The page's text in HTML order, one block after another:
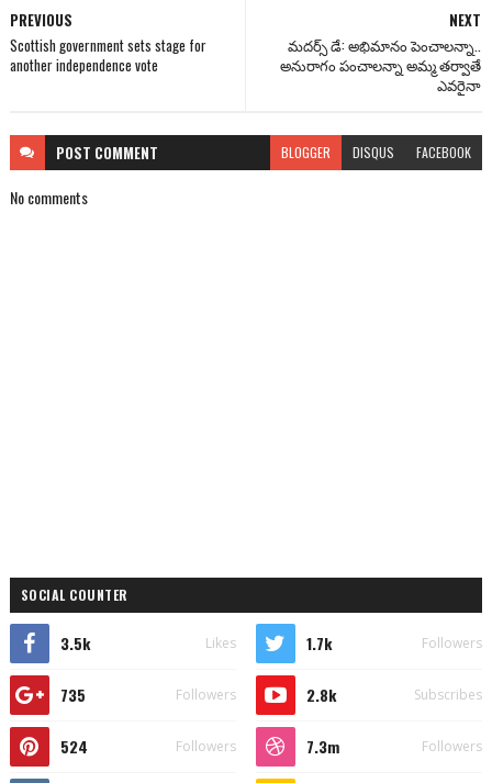
NEXT
మదర్స్ డే: అభిమానం పెంచాలన్నా..
అనురాగం పంచాలన్నా అమ్మ తర్వాతే
ఎవరైనా
PREVIOUS
Scottish government sets stage for
another independence vote
POST COMMENT BLOGGER DISQUS FACEBOOK
No comments
SOCIAL COUNTER
3.5k Likes 1.7k Followers
735 Followers 2.8k Subscribes
524 Followers 7.3m Followers